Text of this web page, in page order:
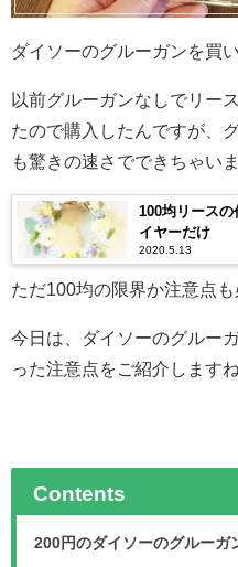
ダイソーのグルーガンを買
以前グルーガンなしでリー
たので購入したんですが、
も驚きの速さでできちゃいま
100均リースの
イヤーだけ
2020.5.13
ただ100均の限界か注意点も
今日は、ダイソーのグルー
った注意点をご紹介しますね
Contents
200円のダイソーのグルーガ